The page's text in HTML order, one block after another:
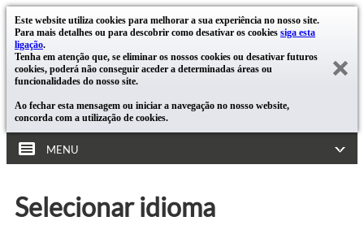
Este website utiliza cookies para melhorar a sua experiência no nosso site.
Para mais detalhes ou para descobrir como desativar os cookies siga esta
ligação.
Tenha em atenção que, se eliminar os nossos cookies ou desativar futuros
cookies, poderá não conseguir aceder a determinadas áreas ou
funcionalidades do nosso site.
Ao fechar esta mensagem ou iniciar a navegação no nosso website,
concorda com a utilização de cookies.
MENU
Selecionar idioma